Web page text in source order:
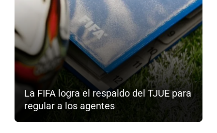
La FIFA logra el respaldo del TJUE para
regular a los agentes